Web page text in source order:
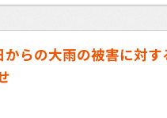
らの大雨の被害に対す